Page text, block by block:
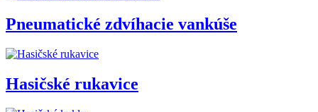
Pneumatické zdvíhacie vankúše
Hasičské rukavice